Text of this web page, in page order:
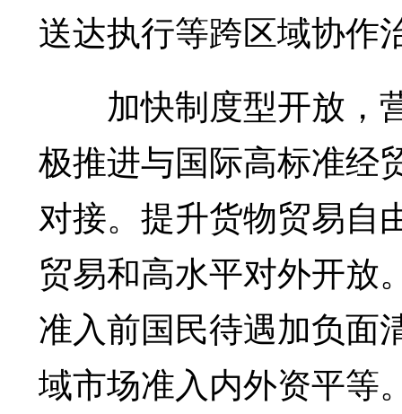
送达执行等跨区域协作
加快制度型开放，
极推进与国际高标准经
对接。提升货物贸易自
贸易和高水平对外开放
准入前国民待遇加负面
域市场准入内外资平等